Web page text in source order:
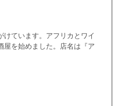
ています。アフリカとワイ
屋を始めました。店名は『ア